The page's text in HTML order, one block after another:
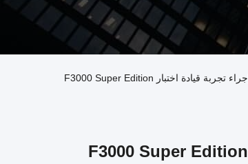
أخبار الشركة حول نوفمبر 2021 SHACMAN نجحت في إجراء تجربة قيادة اختبار F3000 Super Edition
نوفمبر 2021 SHACMAN نجحت في إجراء تجربة قيادة اختبار F3000 Super Edition